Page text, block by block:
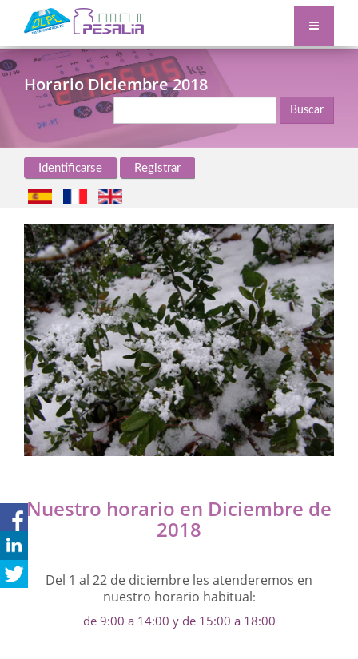
Horario Diciembre 2018
Buscar
Identificarse Registrar
Nuestro horario en Diciembre de
2018
Del 1 al 22 de diciembre les atenderemos en
nuestro horario habitual:
de 9:00 a 14:00 y de 15:00 a 18:00